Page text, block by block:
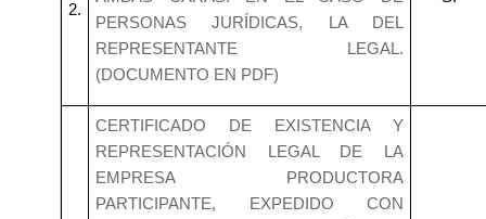
2.
PERSONAS JURÍDICAS, LA DEL
REPRESENTANTE LEGAL.
(DOCUMENTO EN PDF)
CERTIFICADO DE EXISTENCIA Y
REPRESENTACIÓN LEGAL DE LA
EMPRESA PRODUCTORA
PARTICIPANTE, EXPEDIDO CON